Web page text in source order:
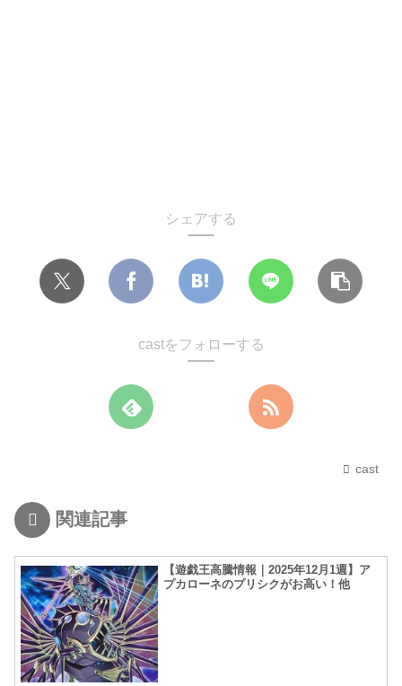
シェアする
castをフォローする
cast
関連記事
【遊戯王高騰情報｜2025年12月1週】ア
プカローネのプリシクがお高い！他